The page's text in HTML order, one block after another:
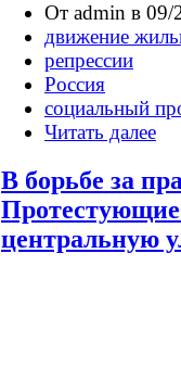
От admin в 09/
движение
репрессии
Россия
социальный
Читать далее
В борьбе за
центральную